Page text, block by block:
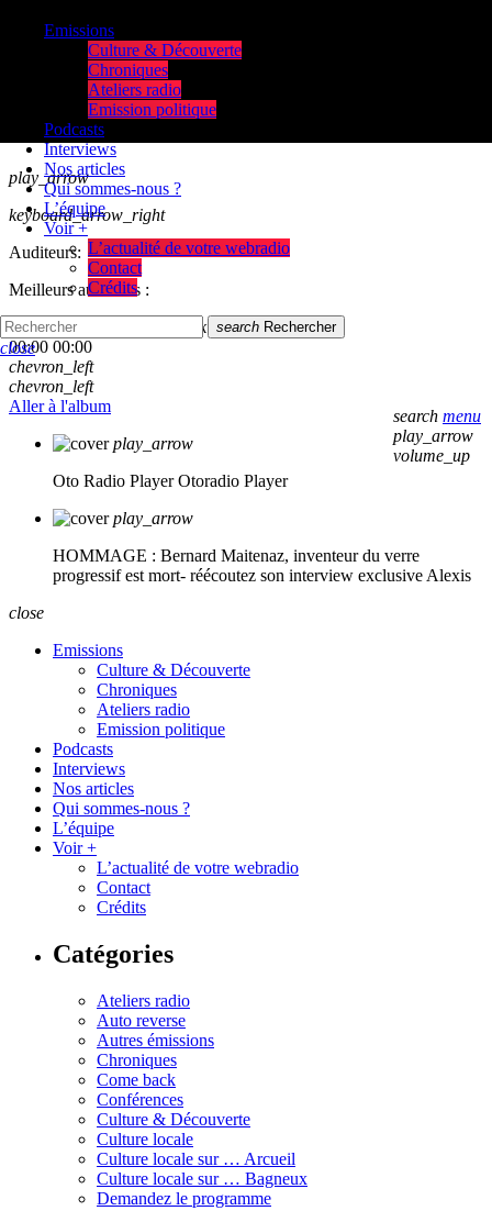
play_arrow
keyboard_arrow_right
Auditeurs:
Meilleurs auditeurs :
skip_previous
skip_next
00:00 00:00
chevron_left
chevron_left
Aller à l'album
play_arrow
Oto Radio Player Otoradio Player
play_arrow
HOMMAGE : Bernard Maitenaz, inventeur du verre
progressif est mort- réécoutez son interview exclusive Alexis
Emissions
Culture & Découverte
Chroniques
Ateliers radio
Emission politique
Podcasts
Interviews
Nos articles
Qui sommes-nous ?
L’équipe
Voir +
L’actualité de votre webradio
Contact
Crédits
search menu
play_arrow
volume_up
search Rechercher
close
close
Emissions
Culture & Découverte
Chroniques
Ateliers radio
Emission politique
Podcasts
Interviews
Nos articles
Qui sommes-nous ?
L’équipe
Voir +
L’actualité de votre webradio
Contact
Crédits
Catégories
Ateliers radio
Auto reverse
Autres émissions
Chroniques
Come back
Conférences
Culture & Découverte
Culture locale
Culture locale sur … Arcueil
Culture locale sur … Bagneux
Demandez le programme